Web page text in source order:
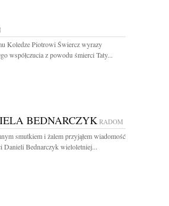
Koledze Piotrowi Świercz wyrazy
współczucia z powodu śmierci Taty...
BEDNARCZYK RADOM
smutkiem i żalem przyjąłem wiadomość
Danieli Bednarczyk wieloletniej...